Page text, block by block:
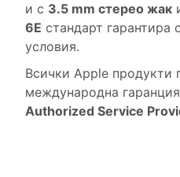
и с 3.5 mm стерео жак
6E стандарт гарантира
условия.
Всички Apple продукти
международна
Authorized Service